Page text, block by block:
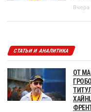
Вчера
СТАТЬИ И АНАЛИТИКА
ОТ